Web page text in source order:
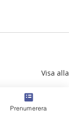
Visa alla
Prenumerera